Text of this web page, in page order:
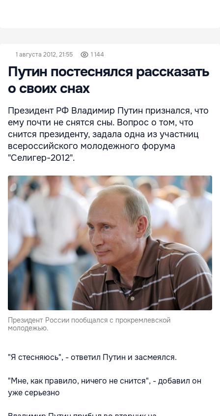
1 августа 2012, 21:55 1 144
Путин постеснялся рассказать
о своих снах
Президент РФ Владимир Путин признался, что
ему почти не снятся сны. Вопрос о том, что
снится президенту, задала одна из участниц
всероссийского молодежного форума
"Селигер-2012".
Президент России пообщался с прокремлевской
молодежью.
"Я стесняюсь", - ответил Путин и засмеялся.
"Мне, как правило, ничего не снится", - добавил он
уже серьезно